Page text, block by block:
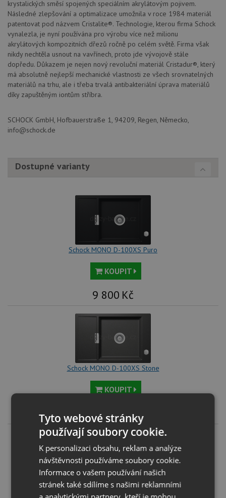
krystalických směsí spojených speciálním akrylátovým pojivem.
Následné zlepšování a optimalizace umožnila v roce 1984 materiál
patentovat pod názvem Cristalite®. Technologie, kterou firma Schock
vynalezla, je nyní používána pro výrobu více než milionu
akrylátových kompozitních dřezů ročně po celém světě. Firma však
nikdy nechtěla usnout na vavřínech, proto jde vývojově stále
dopředu. Důkazem je nejen nový revoluční materiál Cristadur®, který
má absolutně nejlepší mechanické vlastnosti ze všech srovnatelných
materiálů na trhu, ale i třeba trvalá antibakteriální úprava materiálů
díky zapuštěným iontům stříbra.
SCHOCK GmbH, Hofbauerstraße 1, 94209, Regen, Německo,
info@schock.de
Dostupné varianty
Schock MONO D-100XS Puro
KOUPIT
9 800 Kč
Schock MONO D-100XS Stone
KOUPIT
9 800Kč
Schock MONO D-100XS Bronze
Tyto webové stránky
používají soubory cookie.
K personalizaci obsahu, reklam a analýze
návštěvnosti používáme soubory cookie.
Informace o vašem používání našich
stránek také sdílíme s našimi reklamními